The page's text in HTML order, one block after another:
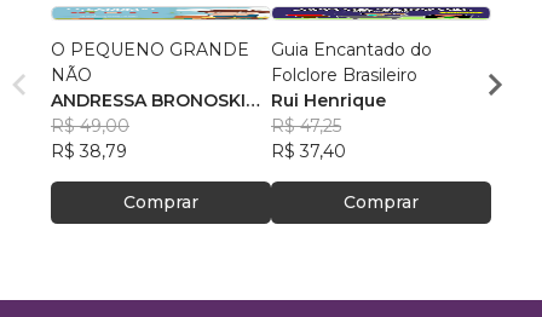
O PEQUENO GRANDE
NÃO
ANDRESSA BRONOSKI
NOVAKI
R$ 49,00
R$ 38,79
Comprar
Guia Encantado do
Folclore Brasileiro
Rui Henrique
R$ 47,25
R$ 37,40
Comprar
R$